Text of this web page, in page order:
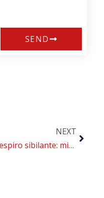
SEND
NEXT
Respiro sibilante: minor rischio negli utilizzatori di sigarette elettroniche